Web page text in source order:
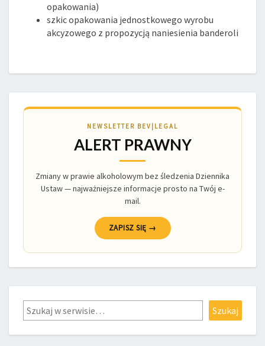
opakowania)
szkic opakowania jednostkowego wyrobu
akcyzowego z propozycją naniesienia banderoli
NEWSLETTER BEV|LEGAL
ALERT PRAWNY
Zmiany w prawie alkoholowym bez śledzenia Dziennika
Ustaw — najważniejsze informacje prosto na Twój e-
mail.
ZAPISZ SIĘ →
Szukaj Szukaj